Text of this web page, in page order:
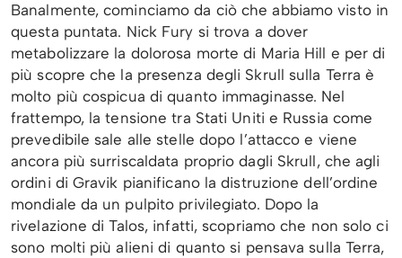
Banalmente, cominciamo da ciò che abbiamo visto in
questa puntata. Nick Fury si trova a dover
metabolizzare la dolorosa morte di Maria Hill e per di
più scopre che la presenza degli Skrull sulla Terra è
molto più cospicua di quanto immaginasse. Nel
frattempo, la tensione tra Stati Uniti e Russia come
prevedibile sale alle stelle dopo l’attacco e viene
ancora più surriscaldata proprio dagli Skrull, che agli
ordini di Gravik pianificano la distruzione dell’ordine
mondiale da un pulpito privilegiato. Dopo la
rivelazione di Talos, infatti, scopriamo che non solo ci
sono molti più alieni di quanto si pensava sulla Terra,